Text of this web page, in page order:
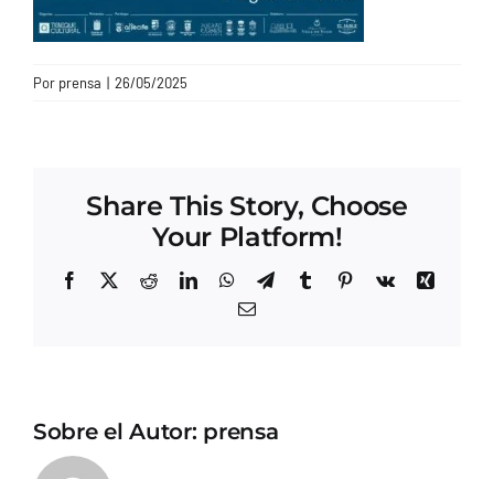
Por prensa | 26/05/2025
Share This Story, Choose
Your Platform!
Facebook
X RedditLinkedInWhatsApp
TelegramTumblrPinterest
Vk
Xing
Correo
Sobre el Autor: prensa